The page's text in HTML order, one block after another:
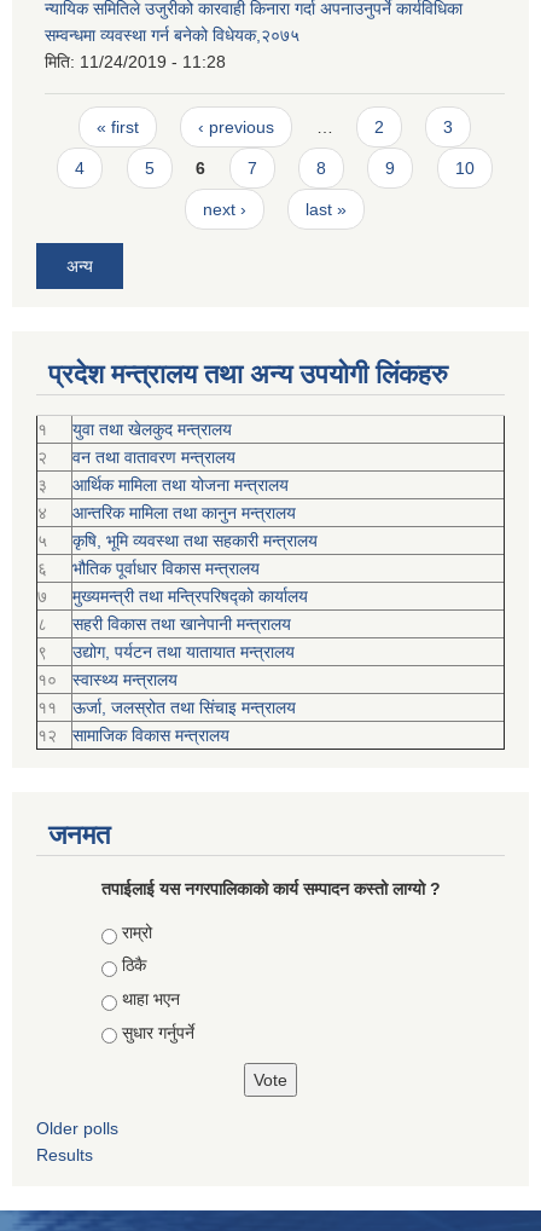
न्यायिक समितिले उजुरीको कारवाही किनारा गर्दा अपनाउनुपर्ने कार्यविधिका
सम्वन्धमा व्यवस्था गर्न बनेको विधेयक,२०७५
मिति: 11/24/2019 - 11:28
Pages
« first ‹ previous … 2 3
4 5 6 7 8 9 10
next › last »
अन्य
प्रदेश मन्त्रालय तथा अन्य उपयोगी लिंकहरु
१
युवा तथा खेलकुद मन्त्रालय
२
वन तथा वातावरण मन्त्रालय
३
आर्थिक मामिला तथा योजना मन्त्रालय
४
आन्तरिक मामिला तथा कानुन मन्त्रालय
५
कृषि, भूमि व्यवस्था तथा सहकारी मन्त्रालय
६
भौतिक पूर्वाधार विकास मन्त्रालय
७
मुख्यमन्त्री तथा मन्त्रिपरिषद्को कार्यालय
८
सहरी विकास तथा खानेपानी मन्त्रालय
९
उद्योग, पर्यटन तथा यातायात मन्त्रालय
१०
स्वास्थ्य मन्त्रालय
११
ऊर्जा, जलस्रोत तथा सिंचाइ मन्त्रालय
१२
सामाजिक विकास मन्‍‍त्रालय
जनमत
तपाईलाई यस नगरपालिकाको कार्य सम्पादन कस्तो लाग्यो ?
Choices
राम्रो
ठिकै
थाहा भएन
सुधार गर्नुपर्ने
Older polls
Results